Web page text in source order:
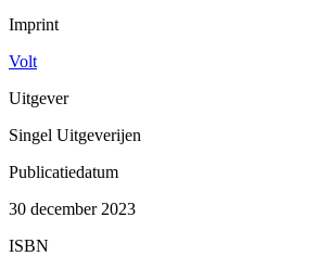
Imprint
Volt
Uitgever
Singel Uitgeverijen
Publicatiedatum
30 december 2023
ISBN